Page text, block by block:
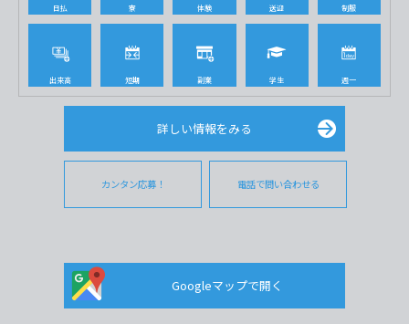
日払 寮 体験 送迎 制服
出来高 短期 副業 学生 週一
詳しい情報をみる
カンタン応募！ 電話で問い合わせる
Googleマップで開く